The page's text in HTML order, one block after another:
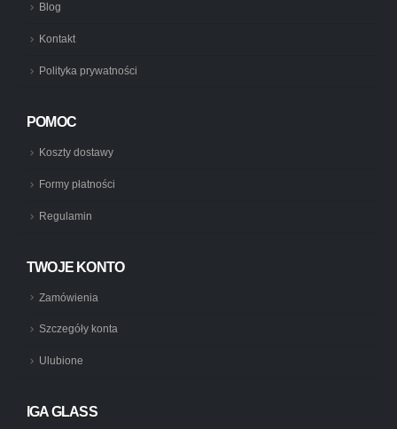
Blog
Kontakt
Polityka prywatności
POMOC
Koszty dostawy
Formy płatności
Regulamin
TWOJE KONTO
Zamówienia
Szczegóły konta
Ulubione
IGA GLASS